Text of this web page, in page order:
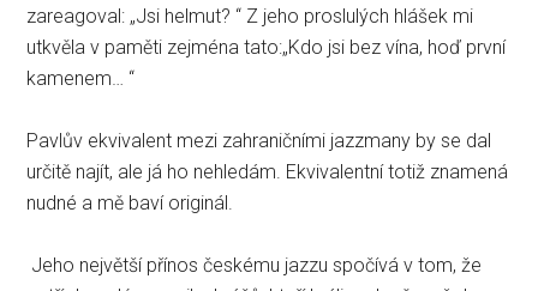
zareagoval: „Jsi helmut? “ Z jeho proslulých hlášek mi
utkvěla v paměti zejména tato:„Kdo jsi bez vína, hoď první
kamenem… “
Pavlův ekvivalent mezi zahraničními jazzmany by se dal
určitě najít, ale já ho nehledám. Ekvivalentní totiž znamená
nudné a mě baví originál.
Jeho největší přínos českému jazzu spočívá v tom, že